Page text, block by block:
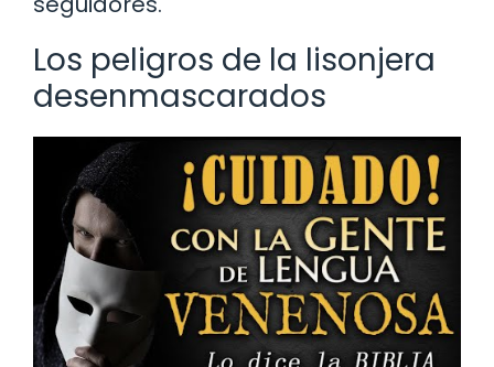
Los peligros de la lisonjera
desenmascarados